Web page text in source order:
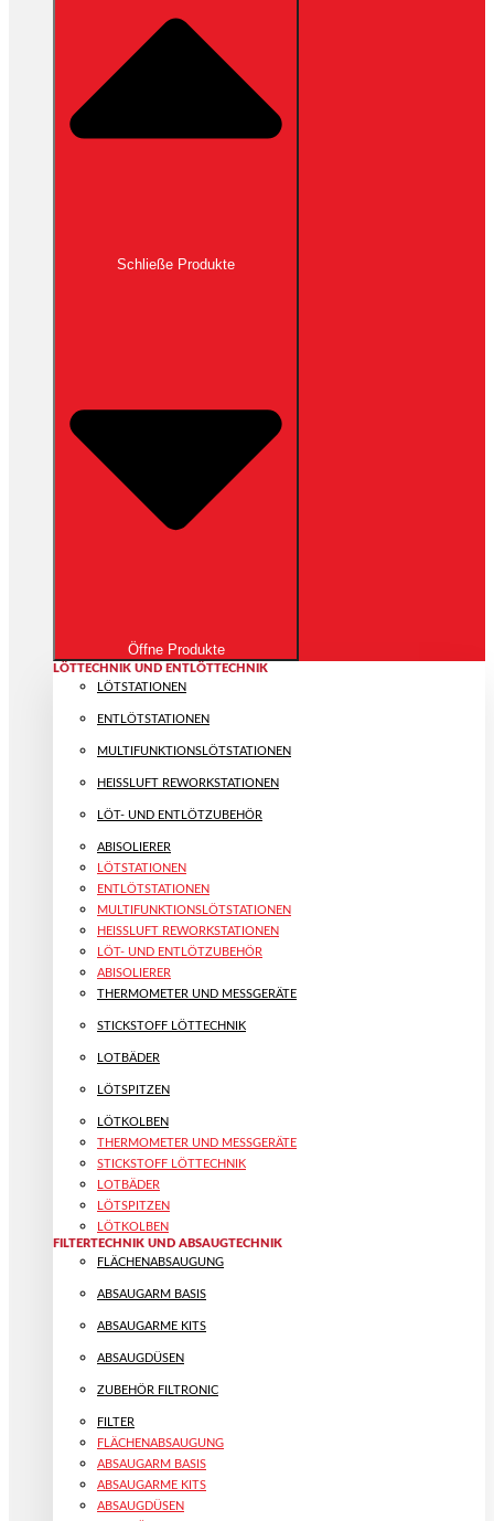
Schließe Produkte
Öffne Produkte
LÖTTECHNIK UND ENTLÖTTECHNIK
LÖTSTATIONEN
ENTLÖTSTATIONEN
MULTIFUNKTIONS­LÖTSTATIONEN
HEISSLUFT REWORKSTATIONEN
LÖT- UND ENTLÖTZUBEHÖR
ABISOLIERER
LÖTSTATIONEN
ENTLÖTSTATIONEN
MULTIFUNKTIONS­LÖTSTATIONEN
HEISSLUFT REWORKSTATIONEN
LÖT- UND ENTLÖTZUBEHÖR
ABISOLIERER
THERMOMETER UND MESSGERÄTE
STICKSTOFF LÖTTECHNIK
LOTBÄDER
LÖTSPITZEN
LÖTKOLBEN
THERMOMETER UND MESSGERÄTE
STICKSTOFF LÖTTECHNIK
LOTBÄDER
LÖTSPITZEN
LÖTKOLBEN
FILTERTECHNIK UND ABSAUGTECHNIK
FLÄCHENABSAUGUNG
ABSAUGARM BASIS
ABSAUGARME KITS
ABSAUGDÜSEN
ZUBEHÖR FILTRONIC
FILTER
FLÄCHENABSAUGUNG
ABSAUGARM BASIS
ABSAUGARME KITS
ABSAUGDÜSEN